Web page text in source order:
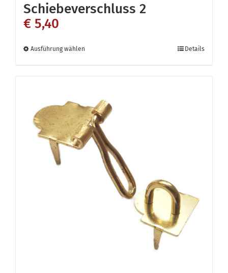
Schiebeverschluss 2
€ 5,40
Ausführung wählen
mehrere
Varianten
auf.
Die
Optionen
können
Details